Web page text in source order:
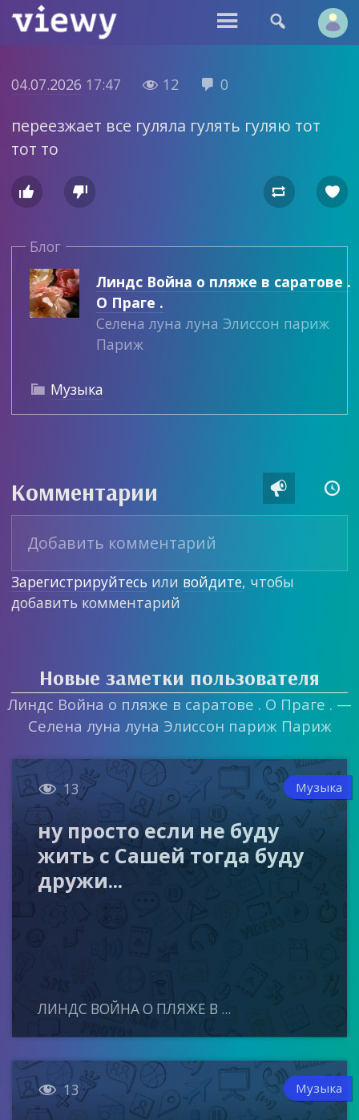
 
04.07.2026 17:47  12  0
переезжает все гуляла гулять гуляю тот
тот то
   
Блог
Линдс Война о пляже в саратове .
О Праге .
Селена луна луна Элиссон париж
Париж
 Музыка
Комментарии  
Зарегистрируйтесь или войдите, чтобы
добавить комментарий
Новые заметки пользователя
Линдс Война о пляже в саратове . О Праге . —
Селена луна луна Элиссон париж Париж
 13 Музыка
ну просто если не буду
жить с Сашей тогда буду
дружи...
ЛИНДС ВОЙНА О ПЛЯЖЕ В ...
 13 Музыка